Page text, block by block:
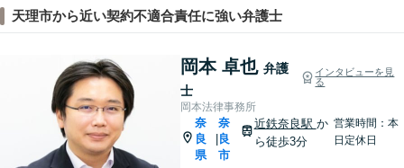
天理市から近い契約不適合責任に強い弁護士
岡本 卓也 弁護
士
インタビューを見
る
岡本法律事務所
奈
良
県
奈
良
市
近鉄奈良駅 か
ら徒歩3分
営業時間：本
日定休日